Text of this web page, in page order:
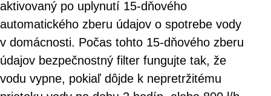
aktivovaný po uplynutí 15-dňového
automatického zberu údajov o spotrebe vody
v domácnosti. Počas tohto 15-dňového zberu
údajov bezpečnostný filter fungujte tak, že
vodu vypne, pokiaľ dôjde k nepretržitému